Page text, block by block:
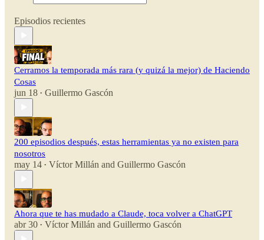
Episodios recientes
Cerramos la temporada más rara (y quizá la mejor) de Haciendo
Cosas
jun 18 • Guillermo Gascón
200 episodios después, estas herramientas ya no existen para
nosotros
may 14 • Víctor Millán and Guillermo Gascón
Ahora que te has mudado a Claude, toca volver a ChatGPT
abr 30 • Víctor Millán and Guillermo Gascón